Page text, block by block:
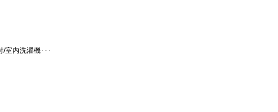
室内洗濯機･･･